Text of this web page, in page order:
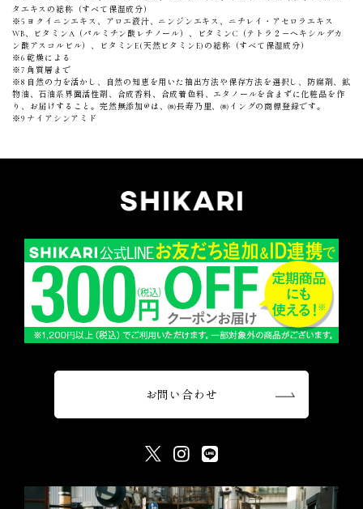
タエキスの総称（すべて保湿成分）
※5 ヨクイニンエキス、アロエ液汁、ニンジンエキス、ニチレイ・アセロラエキス
WB、ビタミンA（パルミチン酸レチノール）、ビタミンC（テトラ２－ヘキシルデカ
ン酸アスコルビル）、ビタミンE(天然ビタミンE)の総称（すべて保湿成分）
※6 乾燥による
※7 角質層まで
※8 自然の力を活かし、自然の知恵を用いた抽出方法や保存方法を選択し、防腐剤、鉱
物油、石油系界面活性剤、合成香料、合成着色料、エタノールを含まずに化粧品を作
り、お届けすること。完然無添加®は、㈱長寿乃里、㈱イングの商標登録です。
※9 ナイアシンアミド
お問い合わせ